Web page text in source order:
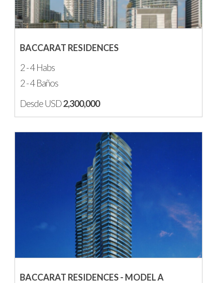
BACCARAT RESIDENCES
2 - 4 Habs
2 - 4 Baños
Desde USD2,300,000
BACCARAT RESIDENCES - MODEL A